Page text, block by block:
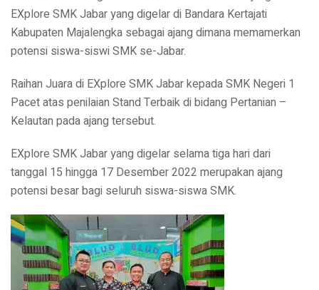
EXplore SMK Jabar yang digelar di Bandara Kertajati
Kabupaten Majalengka sebagai ajang dimana memamerkan
potensi siswa-siswi SMK se-Jabar.
Raihan Juara di EXplore SMK Jabar kepada SMK Negeri 1
Pacet atas penilaian Stand Terbaik di bidang Pertanian –
Kelautan pada ajang tersebut.
EXplore SMK Jabar yang digelar selama tiga hari dari
tanggal 15 hingga 17 Desember 2022 merupakan ajang
potensi besar bagi seluruh siswa-siswa SMK.